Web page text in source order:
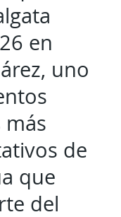
en
uno
más
de
que
del